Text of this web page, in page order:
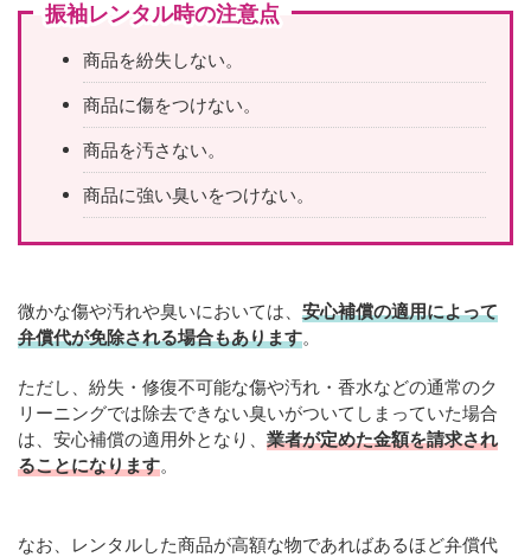
振袖レンタル時の注意点
商品を紛失しない。
商品に傷をつけない。
商品を汚さない。
商品に強い臭いをつけない。
微かな傷や汚れや臭いにおいては、 安心補償の適用によって
弁償代が免除される場合もあります。
ただし、紛失・修復不可能な傷や汚れ・香水などの通常のク
リーニングでは除去できない臭いがついてしまっていた場合
は、安心補償の適用外となり、 業者が定めた金額を請求され
ることになります。
なお、レンタルした商品が高額な物であればあるほど弁償代